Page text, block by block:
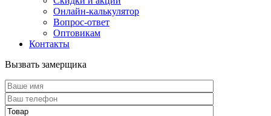
Онлайн-калькулятор
Вопрос-ответ
Оптовикам
Контакты
Вызвать замерщика